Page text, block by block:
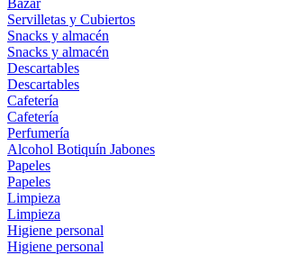
Bazar
Servilletas y Cubiertos
Snacks y almacén
Snacks y almacén
Descartables
Descartables
Cafetería
Cafetería
Perfumería
Alcohol Botiquín Jabones
Papeles
Papeles
Limpieza
Limpieza
Higiene personal
Higiene personal